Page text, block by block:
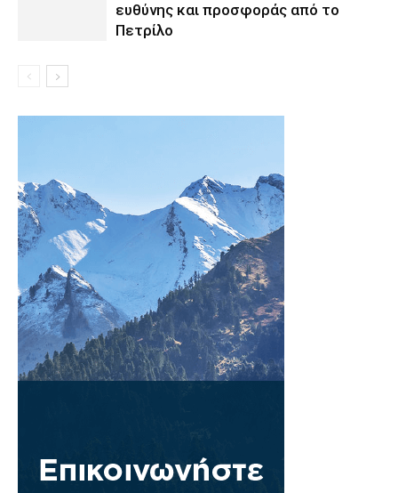
ευθύνης και προσφοράς από το
Πετρίλο